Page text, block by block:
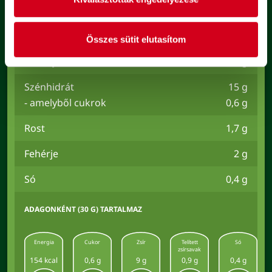
Összes sütit elutasítom
Energia 644 kJ /154 kcal
- amelyből telített zsírsavak
0,9 g
Szénhidrát
- amelyből cukrok
15 g
0,6 g
Rost
1,7 g
Fehérje
2 g
Só
0,4 g
ADAGONKÉNT (30 G) TARTALMAZ
Energia
154 kcal
Cukor
0,6 g
Zsír
9 g
Telített
zsírsavak
0,9 g
Só
0,4 g